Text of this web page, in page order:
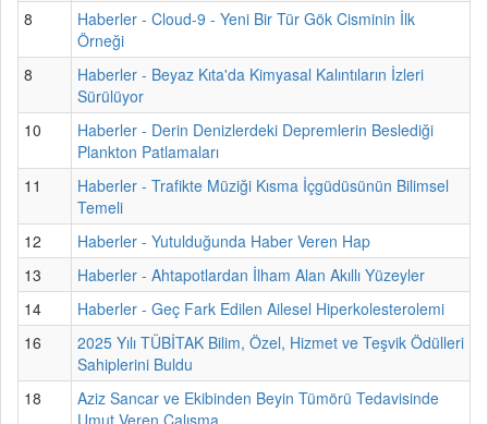
8
Haberler - Cloud-9 - Yeni Bir Tür Gök Cisminin İlk
Örneği
8
Haberler - Beyaz Kıta'da Kimyasal Kalıntıların İzleri
Sürülüyor
10
Haberler - Derin Denizlerdeki Depremlerin Beslediği
Plankton Patlamaları
11
Haberler - Trafikte Müziği Kısma İçgüdüsünün Bilimsel
Temeli
12
Haberler - Yutulduğunda Haber Veren Hap
13
Haberler - Ahtapotlardan İlham Alan Akıllı Yüzeyler
14
Haberler - Geç Fark Edilen Ailesel Hiperkolesterolemi
16
2025 Yılı TÜBİTAK Bilim, Özel, Hizmet ve Teşvik Ödülleri
Sahiplerini Buldu
18
Aziz Sancar ve Ekibinden Beyin Tümörü Tedavisinde
Umut Veren Çalışma